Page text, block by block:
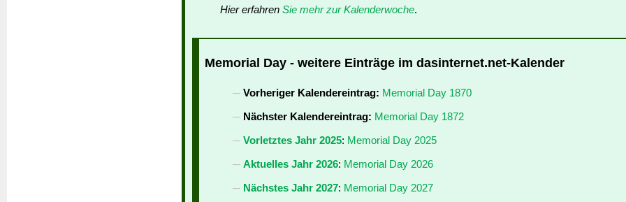
Hier erfahren Sie mehr zur Kalenderwoche.
Memorial Day - weitere Einträge im dasinternet.net-Kalender
Vorheriger Kalendereintrag: Memorial Day 1870
Nächster Kalendereintrag: Memorial Day 1872
Vorletztes Jahr 2025: Memorial Day 2025
Aktuelles Jahr 2026: Memorial Day 2026
Nächstes Jahr 2027: Memorial Day 2027